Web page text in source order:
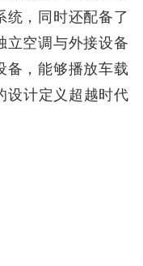
统，同时还配备了
立空调与外接设备
备，能够播放车载
设计定义超越时代